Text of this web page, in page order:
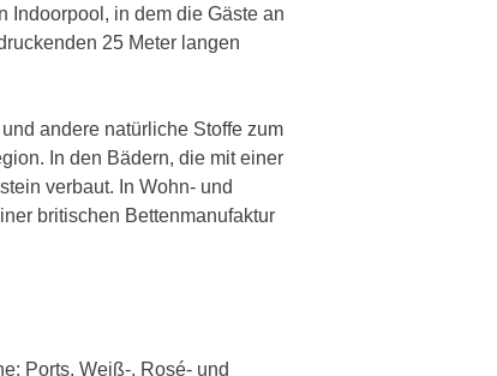
Indoorpool, in dem die Gäste an
25 Meter langen
andere natürliche Stoffe zum
In den Bädern, die mit einer
verbaut. In Wohn- und
britischen Bettenmanufaktur
Ports, Weiß-, Rosé- und